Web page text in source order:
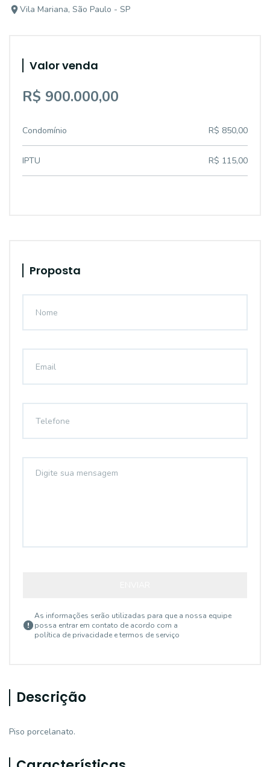
Vila Mariana, São Paulo - SP
Valor venda
R$ 900.000,00
Condomínio R$ 850,00
IPTU R$ 115,00
Proposta
As informações serão utilizadas para que a nossa equipe
possa entrar em contato de acordo com a
política de privacidade e termos de serviço
Descrição
Piso porcelanato.